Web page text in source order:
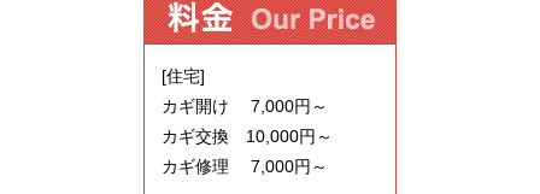
[住宅]
カギ開け 7,000円～
カギ交換 10,000円～
カギ修理 7,000円～